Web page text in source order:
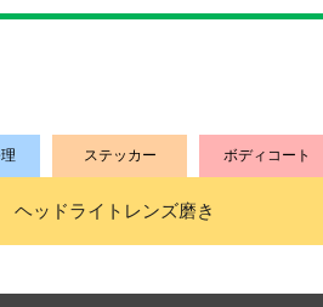
ステッカー ボディコート
ッドライトレンズ磨き